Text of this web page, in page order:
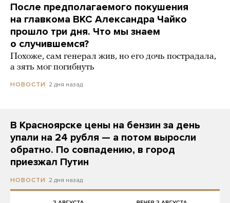
После предполагаемого покушения
на главкома ВКС Александра Чайко
прошло три дня. Что мы знаем
о случившемся?
Похоже, сам генерал жив, но его дочь пострадала,
а зять мог погибнуть
НОВОСТИ 2 дня назад
В Красноярске цены на бензин за день
упали на 24 рубля — а потом выросли
обратно. По совпадению, в город
приезжал Путин
НОВОСТИ 2 дня назад